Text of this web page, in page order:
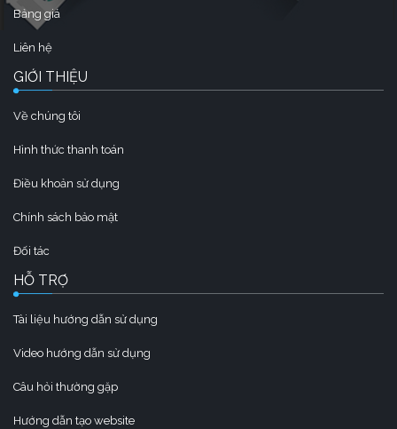
Bảng giá
Liên hệ
GIỚI THIỆU
Về chúng tôi
Hình thức thanh toán
Điều khoản sử dụng
Chính sách bảo mật
Đối tác
HỖ TRỢ
Tài liệu hướng dẫn sử dụng
Video hướng dẫn sử dụng
Câu hỏi thường gặp
Hướng dẫn tạo website